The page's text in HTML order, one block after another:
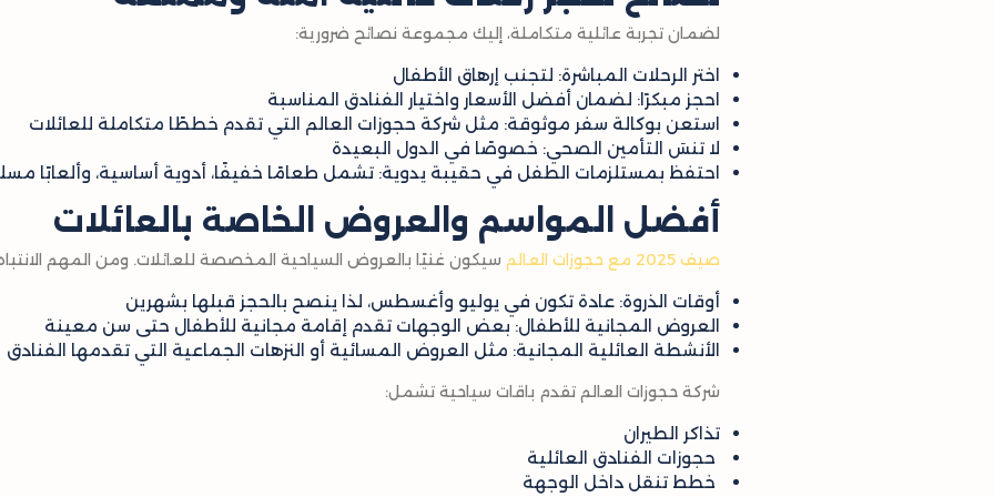
لضمان تجربة عائلية متكاملة، إليك مجموعة نصائح ضرورية:
اختر الرحلات المباشرة: لتجنب إرهاق الأطفال
احجز مبكرًا: لضمان أفضل الأسعار واختيار الفنادق المناسبة
استعن بوكالة سفر موثوقة: مثل شركة حجوزات العالم التي تقدم خططًا متكاملة للعائلات
لا تنسَ التأمين الصحي: خصوصًا في الدول البعيدة
احتفظ بمستلزمات الطفل في حقيبة يدوية: تشمل طعامًا خفيفًا، أدوية أساسية، وألعابًا
أفضل المواسم والعروض الخاصة بالعائلات
صيف 2025 مع حجوزات العالم سيكون غنيًا بالعروض السياحية المخصصة للعائلات. ومن المهم
أوقات الذروة: عادة تكون في يوليو وأغسطس، لذا ينصح بالحجز قبلها بشهرين
العروض المجانية للأطفال: بعض الوجهات تقدم إقامة مجانية للأطفال حتى سن معينة
الأنشطة العائلية المجانية: مثل العروض المسائية أو النزهات الجماعية التي تقدمها الفنادق
شركة حجوزات العالم تقدم باقات سياحية تشمل:
تذاكر الطيران
حجوزات الفنادق العائلية
خطط تنقل داخل الوجهة